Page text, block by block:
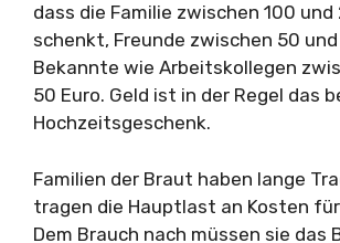
dass die Familie zwischen 100 und
schenkt, Freunde zwischen 50 und
Bekannte wie Arbeitskollegen
50 Euro. Geld ist in der Regel das
Hochzeitsgeschenk.
Familien der Braut haben lange
tragen die Hauptlast an Kosten
Dem Brauch nach müssen sie das